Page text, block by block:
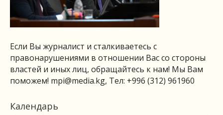
Если Вы журналист и сталкиваетесь с
правонарушениями в отношении Вас со стороны
властей и иных лиц, обращайтесь к нам! Мы Вам
поможем! mpi@media.kg, Тел: +996 (312) 961960
Календарь